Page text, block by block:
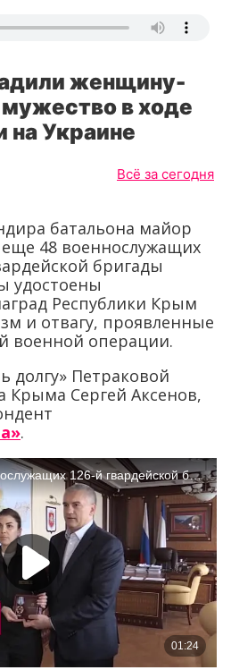
женщину-
в ходе
на Украине
Всё за сегодня
батальона майор
48 военнослужащих
бригады
удостоены
Республики Крым
и отвагу, проявленные
военной операции.
долгу» Петраковой
Крыма Сергей Аксенов,
.